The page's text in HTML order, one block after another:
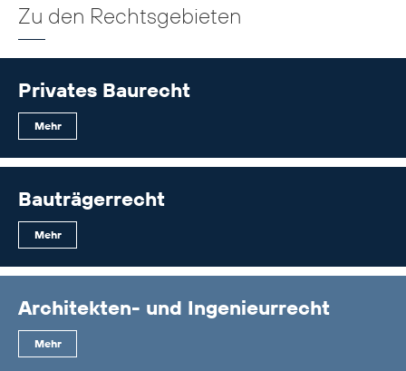
Zu den Rechtsgebieten
Privates Baurecht
Mehr
Bauträgerrecht
Mehr
Architekten- und Ingenieurrecht
Mehr